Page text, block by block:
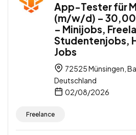
App-Tester für
(m/w/d) –
– Minijobs,
Studentenjobs,
Jobs
72525 Münsingen,
Deutschland
02/08/2026
Freelance